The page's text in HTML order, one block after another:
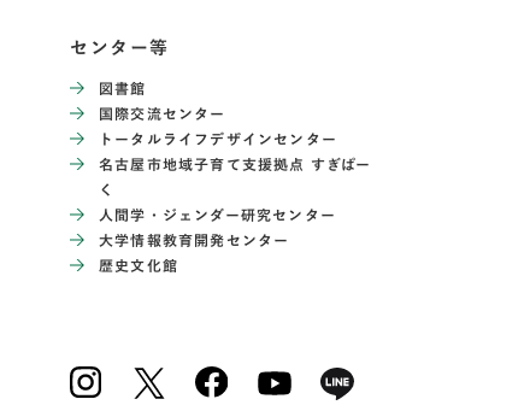
センター等
図書館
国際交流センター
トータルライフデザインセンター
名古屋市地域子育て支援拠点 すぎぱー
く
人間学・ジェンダー研究センター
大学情報教育開発センター
歴史文化館